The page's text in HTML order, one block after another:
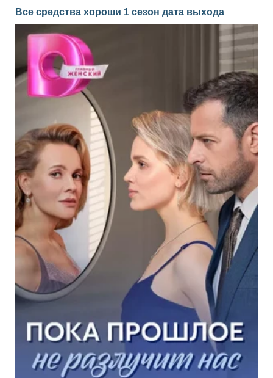
Все средства хороши 1 сезон дата выхода